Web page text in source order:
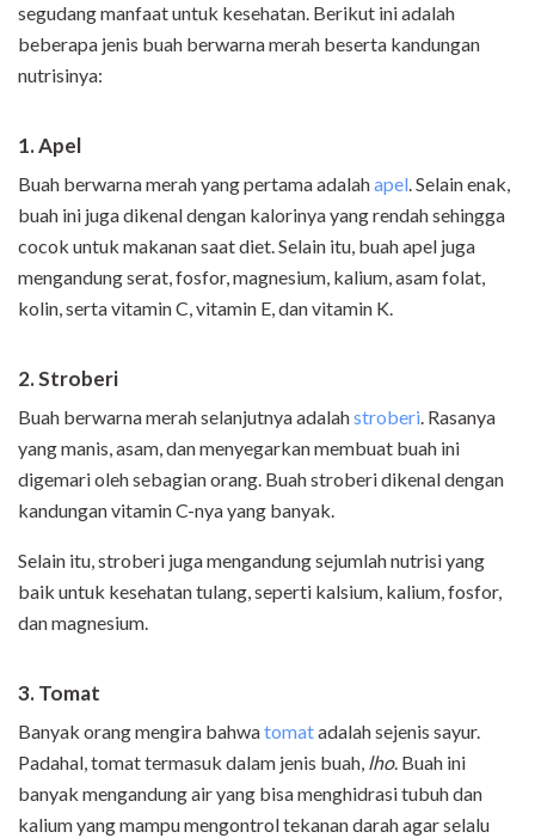
segudang manfaat untuk kesehatan. Berikut ini adalah
beberapa jenis buah berwarna merah beserta kandungan
nutrisinya:
1. Apel
Buah berwarna merah yang pertama adalahapel. Selain enak,
buah ini juga dikenal dengan kalorinya yang rendah sehingga
cocok untuk makanan saat diet. Selain itu, buah apel juga
mengandung serat, fosfor, magnesium, kalium, asam folat,
kolin, serta vitamin C, vitamin E, dan vitamin K.
2. Stroberi
Buah berwarna merah selanjutnya adalahstroberi. Rasanya
yang manis, asam, dan menyegarkan membuat buah ini
digemari oleh sebagian orang. Buah stroberi dikenal dengan
kandungan vitamin C-nya yang banyak.
Selain itu, stroberi juga mengandung sejumlah nutrisi yang
baik untuk kesehatan tulang, seperti kalsium, kalium, fosfor,
dan magnesium.
3. Tomat
Banyak orang mengira bahwatomatadalah sejenis sayur.
Padahal, tomat termasuk dalam jenis buah, lho. Buah ini
banyak mengandung air yang bisa menghidrasi tubuh dan
kalium yang mampu mengontrol tekanan darah agar selalu